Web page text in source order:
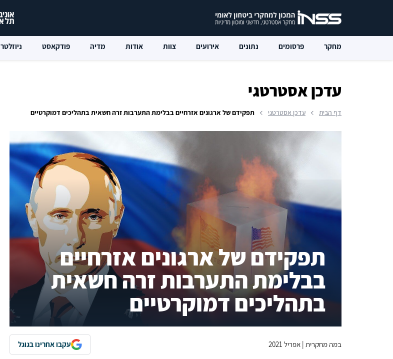
מחקר פרסומים נתונים אירועים צוות אודות מדיה פודקאסט ניוזלטר
עדכן אסטרטגי
דף הבית עדכן אסטרטגי תפקידם של ארגונים אזרחיים בבלימת התערבות זרה חשאית בתהליכים דמוקרטיים
תפקידם של ארגונים אזרחיים
בבלימת התערבות זרה חשאית
בתהליכים דמוקרטיים
במה מחקרית | אפריל 2021 עקבו אחרינו בגוגל